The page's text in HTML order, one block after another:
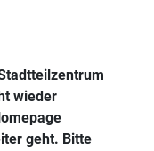
wieder
geht. Bitte